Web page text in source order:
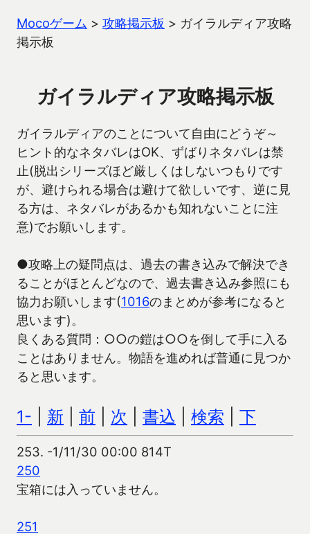
Mocoゲーム > 攻略掲示板 > ガイラルディア攻略
掲示板
ガイラルディア攻略掲示板
ガイラルディアのことについて自由にどうぞ～
ヒント的なネタバレはOK、ずばりネタバレは禁
止(脱出シリーズほど厳しくはしないつもりです
が、避けられる場合は避けて欲しいです、逆に見
る方は、ネタバレがあるかも知れないことに注
意)でお願いします。
●攻略上の疑問点は、過去の書き込みで解決でき
ることがほとんどなので、過去書き込み参照にも
協力お願いします(1016のまとめが参考になると
思います)。
良くある質問：○○の鎧は○○を倒して手に入る
ことはありません。物語を進めれば普通に見つか
ると思います。
1- 新 前 次 書込 検索 下
253. -1/11/30 00:00 814T
250
宝箱には入っていません。
251